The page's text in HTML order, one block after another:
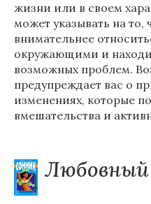
жизни или в своем
может указывать на то,
внимательнее
окружающими и
возможных проблем.
предупреждает вас о
изменениях, которые
вмешательства и
Любовный